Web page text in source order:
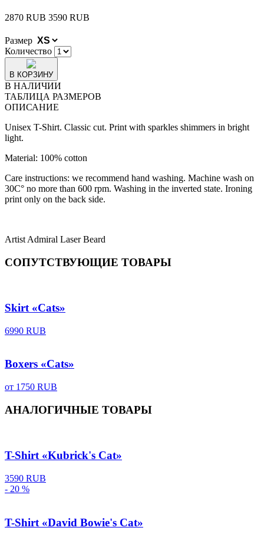
2870 RUB 3590 RUB
Размер
Количество
В КОРЗИНУ
В НАЛИЧИИ
ТАБЛИЦА РАЗМЕРОВ
ОПИСАНИЕ
Unisex T-Shirt. Classic cut. Print with sparkles shimmers in bright
light.
Material: 100% cotton
Care instructions: we recommend hand washing. Machine wash on
30C° no more than 600 rpm. Washing in the inverted state. Ironing
print only on the back side.
Artist Admiral Laser Beard
СОПУТСТВУЮЩИЕ ТОВАРЫ
Skirt «Cats»
6990 RUB
Boxers «Cats»
от 1750 RUB
АНАЛОГИЧНЫЕ ТОВАРЫ
T-Shirt «Kubrick's Cat»
3590 RUB
- 20 %
T-Shirt «David Bowie's Cat»